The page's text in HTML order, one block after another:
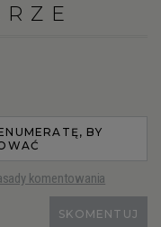
BY
komentowania
SKOMENTUJ